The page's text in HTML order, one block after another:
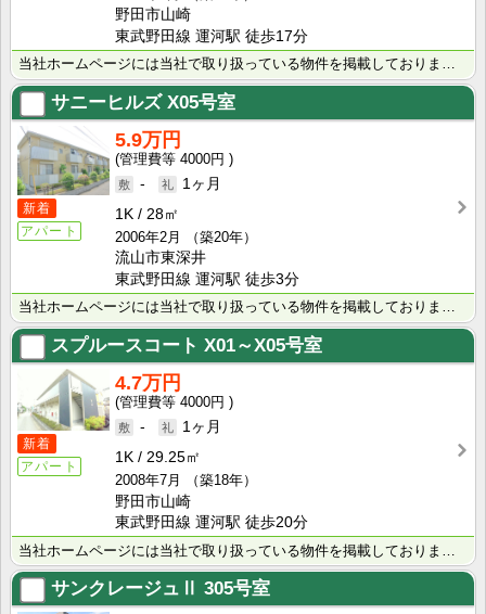
野田市山崎
東武野田線 運河駅 徒歩17分
当社ホームページには当社で取り扱っている物件を掲載しております。 現在の募集状況に関しては、スタッフ･･･
サニーヒルズX05号室
新着
アパート
5.9万円
4000円
-
1ヶ月
1K
28㎡
2006年2月
（築20年）
流山市東深井
東武野田線 運河駅 徒歩3分
当社ホームページには当社で取り扱っている物件を掲載しております。 現在の募集状況に関しては、スタッフ･･･
スプルースコート X01～X05号室
新着
アパート
4.7万円
4000円
-
1ヶ月
1K
29.25㎡
2008年7月
（築18年）
野田市山崎
東武野田線 運河駅 徒歩20分
サンクレージュⅡ 305号室